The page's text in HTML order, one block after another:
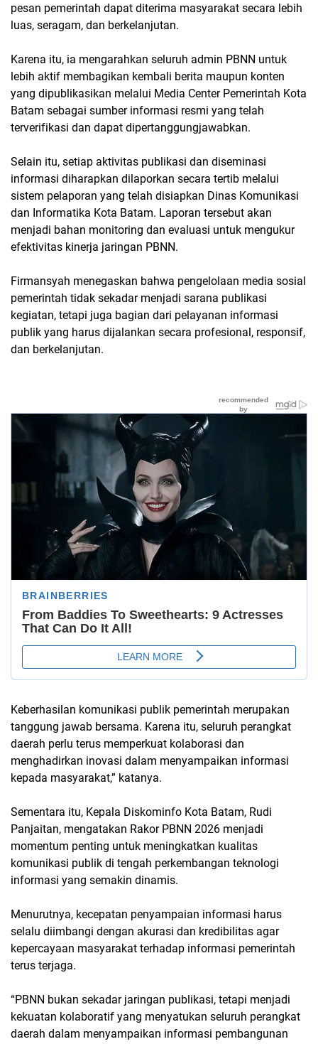
pesan pemerintah dapat diterima masyarakat secara lebih
luas, seragam, dan berkelanjutan.
Karena itu, ia mengarahkan seluruh admin PBNN untuk
lebih aktif membagikan kembali berita maupun konten
yang dipublikasikan melalui Media Center Pemerintah Kota
Batam sebagai sumber informasi resmi yang telah
terverifikasi dan dapat dipertanggungjawabkan.
Selain itu, setiap aktivitas publikasi dan diseminasi
informasi diharapkan dilaporkan secara tertib melalui
sistem pelaporan yang telah disiapkan Dinas Komunikasi
dan Informatika Kota Batam. Laporan tersebut akan
menjadi bahan monitoring dan evaluasi untuk mengukur
efektivitas kinerja jaringan PBNN.
Firmansyah menegaskan bahwa pengelolaan media sosial
pemerintah tidak sekadar menjadi sarana publikasi
kegiatan, tetapi juga bagian dari pelayanan informasi
publik yang harus dijalankan secara profesional, responsif,
dan berkelanjutan.
Keberhasilan komunikasi publik pemerintah merupakan
tanggung jawab bersama. Karena itu, seluruh perangkat
daerah perlu terus memperkuat kolaborasi dan
menghadirkan inovasi dalam menyampaikan informasi
kepada masyarakat,” katanya.
Sementara itu, Kepala Diskominfo Kota Batam, Rudi
Panjaitan, mengatakan Rakor PBNN 2026 menjadi
momentum penting untuk meningkatkan kualitas
komunikasi publik di tengah perkembangan teknologi
informasi yang semakin dinamis.
Menurutnya, kecepatan penyampaian informasi harus
selalu diimbangi dengan akurasi dan kredibilitas agar
kepercayaan masyarakat terhadap informasi pemerintah
terus terjaga.
“PBNN bukan sekadar jaringan publikasi, tetapi menjadi
kekuatan kolaboratif yang menyatukan seluruh perangkat
daerah dalam menyampaikan informasi pembangunan